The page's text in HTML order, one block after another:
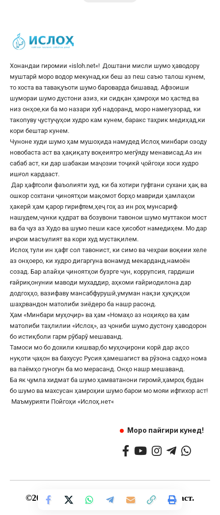
Хонандаи гиромии «isloh.net«! Доштани мисли шумо ҳаводору
муштарӣ моро водор мекунад,ки беш аз пеш саъю талош кунем,
то хоста ва тавақуъоти шумо бароварда бишавад. Афзоиши
шумораи шумо дустони азиз, ки сидқан ҳамроҳи мо ҳастед ва
низ онҳое,ки ба мо назари хуб надоранд, моро намегузорад, ки
такопуву ҷустуҷуҳои худро кам кунем, баракс таҳрик медиҳад,ки
кори бештар кунем.
Чуноне худи шумо ҳам мушоҳида намудед Ислоҳ минбари озоду
новобаста аст ва ҳақиқату воқеиятро мегӯяду менависад.Аз ин
сабаб аст, ки дар шабакаи маҷозии тоҷикӣ ҷойгоҳи хоси худро
ишғол кардааст.
Дар ҳафтсоли фаъолияти худ, ки ба хотири гуфтани сухани ҳақ ва
ошкор сохтани ҷиноятҳои мақомот борҳо мавриди ҳамлаҳои
ҳакерӣ ҳам қарор гирифтем,ҳеҷ гоҳ аз ин роҳ мунсариф
нашудем,чунки қудрат ва бозувони тавонои шумо муттакои мост
ва ба ҷуз аз Худо ва шумо пеши касе ҳисобот намедиҳем. Мо дар
иҷрои масъулият ва кори худ мустақилем.
Ислоҳ тули ин ҳафт сол тавонист, ки симо ва чеҳраи воқеии хеле
аз онҳоеро, ки худро дигаргуна вонамуд мекарданд,намоён
созад. Бар алайҳи ҷиноятҳои бузрге чун, коррупсия, гардиши
ғайриқонунии маводи мухаддир, аҳкоми ғайриодилона дар
додгоҳҳо, вазифаву мансабфурушӣ,умуман нақзи ҳуқуқҳои
шаҳрвандон матолиби зиёдеро ба нашр расонд.
Ҳам «Минбари муҳоҷир» ва ҳам «Номаҳо аз ноҳияҳо ва ҳам
матолиби таҳлилии «Ислоҳ», аз ҷониби шумо дустону ҳаводорон
бо истиқболи гарм рӯбарӯ мешаванд.
Тамоси мо бо дохили кишвар,бо муҳоҷирони корӣ дар ақсо
нуқоти ҷаҳон ва бахусус Русия ҳамешагист ва рӯзона садҳо нома
ва паёмҳо гуногун ба мо мерасанд. Онҳо нашр мешаванд.
Ба як ҷумла хидмат ба шумо ҳамватанони гиромӣ,ҳамроҳ будан
бо шумо ва махсусан ҳамроҳии шумо барои мо мояи ифтихор аст!
Маъмурияти Пойгоҳи «Ислоҳ.нет«
Моро пайгири кунед!
©2017— 2025 — Ҳамаи ҳуқуқ маҳфуз аст.